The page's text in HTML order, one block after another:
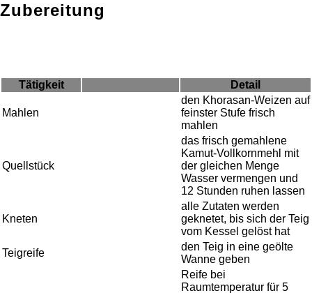
Zubereitung
Tätigkeit Detail
Mahlen
den Khorasan-Weizen auf
feinster Stufe frisch
mahlen
Quellstück
das frisch gemahlene
Kamut-Vollkornmehl mit
der gleichen Menge
Wasser vermengen und
12 Stunden ruhen lassen
Kneten
alle Zutaten werden
geknetet, bis sich der Teig
vom Kessel gelöst hat
Teigreife
den Teig in eine geölte
Wanne geben
Reife bei
Raumtemperatur für 5